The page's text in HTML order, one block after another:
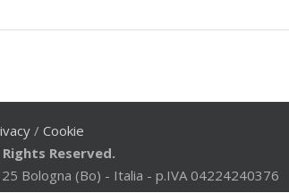
/ Cookie
Reserved.
Bologna (Bo) - Italia - p.IVA 04224240376